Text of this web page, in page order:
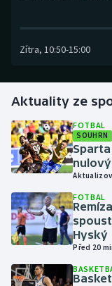
Futsal
Golf
Gymnastika
Házená
Judo
Krasobruslení
Zítra, 10:50-15:00
Aktuality ze
FOTBAL
SOUHRN
nulový
FOTBAL
Hyský
Před 20